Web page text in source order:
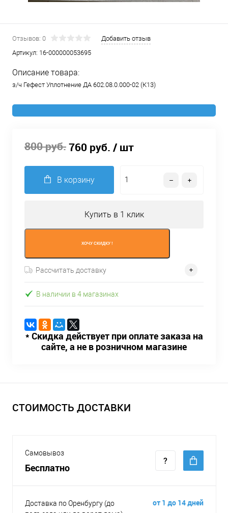
Отзывов: 0
Добавить отзыв
Артикул: 16-000000053695
Описание товара:
з/ч Гефест Уплотнение ДА 602.08.0.000-02 (К13)
800 руб.760 руб. / шт
В корзину
Купить в 1 клик
ХОЧУ СКИДКУ !
Рассчитать доставку
В наличии в 4 магазинах
* Скидка действует при оплате заказа на
сайте, а не в розничном магазине
СТОИМОСТЬ ДОСТАВКИ
Самовывоз
Бесплатно
Доставка по Оренбургу (до
от 1 до 14 дней